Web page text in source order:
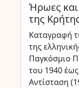
Ήρωες
της
Καταγραφή
της
Παγκόσμιο
του 1940
Αντίσταση